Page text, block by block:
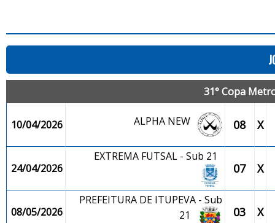
31° Copa
10/04/2026 ALPHA NEW 08 X
24/04/2026
EXTREMA FUTSAL - Sub 21
07 X
08/05/2026
PREFEITURA DE ITUPEVA - Sub
21
03 X